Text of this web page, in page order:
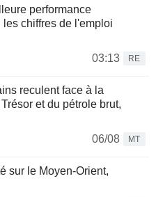
performance
chiffres de l'emploi
03:13
RE
reculent face à la
et du pétrole brut,
06/08
MT
sur le Moyen-Orient,